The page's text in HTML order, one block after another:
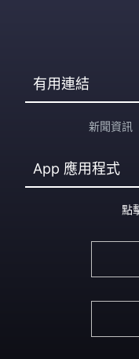
有用連結
新聞資訊
App 應用程式
點